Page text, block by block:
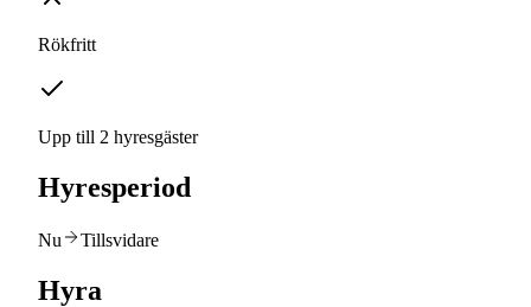
Rökfritt
Upp till 2 hyresgäster
Hyresperiod
Nu Tillsvidare
Hyra